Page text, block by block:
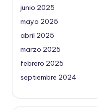
junio 2025
mayo 2025
abril 2025
marzo 2025
febrero 2025
septiembre 2024